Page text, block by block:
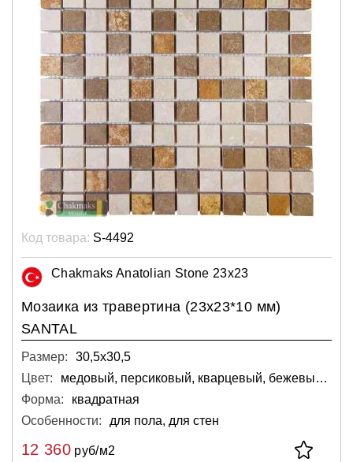
Код товара: S-4492
Chakmaks Anatolian Stone 23x23
Мозаика из травертина (23х23*10 мм)
SANTAL
Размер:
30,5х30,5
Цвет:
медовый, персиковый, кварцевый, бежевый, розовый, светло-серый, серебряный
Форма:
квадратная
Особенности:
для пола, для стен
12 360руб/м2